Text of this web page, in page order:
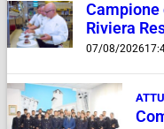
Campione
Riviera
07/08/2026